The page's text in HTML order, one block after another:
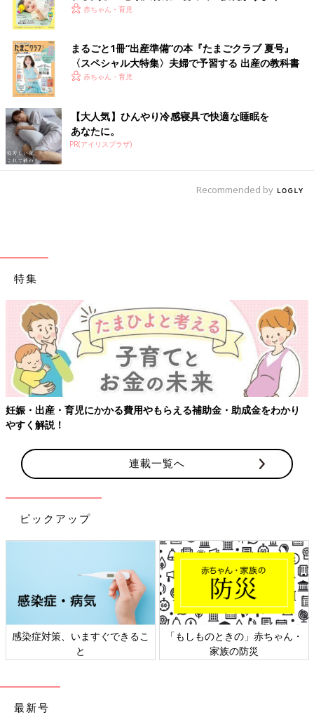
く！ おっぱい・ミルクの基本と夏のトラブル 解決テ
赤ちゃん・育児
まるごと1冊“出産準備”の本『たまごクラブ 夏号』
〈スペシャル大特集〉夫婦で予習する 出産の教科書
赤ちゃん・育児
【大人気】ひんやり冷感寝具で快適な睡眠を
あなたに。
PR(アイリスプラザ)
Recommended by
特集
【ワクチン接種できるものも】妊婦の感染症対策、知っておい
連載一覧へ
ピックアップ
ん・
日本外来小児科学会リーフレッ
六星占術 細木かおりさんの
相談
最新号